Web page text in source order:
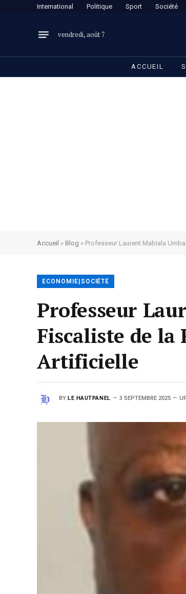
International Politique Sport Société
vendredi, août 7
ACCUEIL
Accueil » Blog » Professeur Laurent Mabiala
ECONOMIE|SOCIÉTÉ
Professeur
Fiscaliste de la
Artificielle
BY LE HAUTPANEL 3 SEPTEMBRE 2025